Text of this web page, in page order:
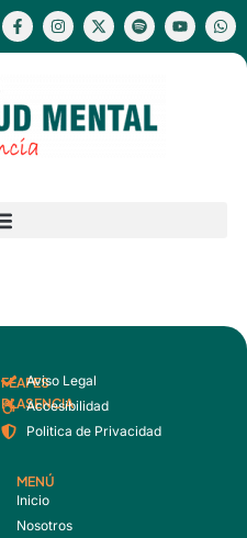
FEAFES
PLASENCIA
Aviso Legal
Accesibilidad
Politica de Privacidad
MENÚ
Inicio
Nosotros